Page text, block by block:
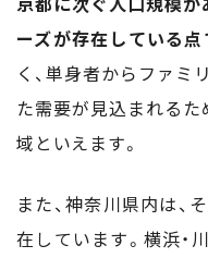
ーズが存在している点
く、単身者からファミ
た需要が見込まれるた
域といえます。
また、神奈川県内は
在しています。横浜・